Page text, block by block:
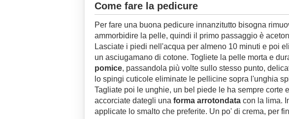
Come fare la pedicure
Per fare una buona pedicure innanzitutto bisogna
ammorbidire la pelle, quindi il primo passaggio è
Lasciate i piedi nell'acqua per almeno 10 minuti e poi
un asciugamano di cotone. Togliete la pelle morta e
pomice, passandola più volte sullo stesso punto,
lo spingi cuticole eliminate le pellicine sopra l'unghia
Tagliate poi le unghie, un bel piede le ha sempre corte
accorciate dategli una forma arrotondata con la lima.
applicate lo smalto che preferite. Un po' di crema, per